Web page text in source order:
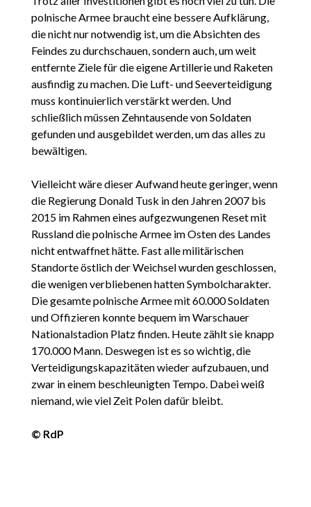
polnische Armee braucht eine bessere Aufklärung,
die nicht nur notwendig ist, um die Absichten des
Feindes zu durchschauen, sondern auch, um weit
entfernte Ziele für die eigene Artillerie und Raketen
ausfindig zu machen. Die Luft- und Seeverteidigung
muss kontinuierlich verstärkt werden. Und
schließlich müssen Zehntausende von Soldaten
gefunden und ausgebildet werden, um das alles zu
bewältigen.
Vielleicht wäre dieser Aufwand heute geringer, wenn
die Regierung Donald Tusk in den Jahren 2007 bis
2015 im Rahmen eines aufgezwungenen Reset mit
Russland die polnische Armee im Osten des Landes
nicht entwaffnet hätte. Fast alle militärischen
Standorte östlich der Weichsel wurden geschlossen,
die wenigen verbliebenen hatten Symbolcharakter.
Die gesamte polnische Armee mit 60.000 Soldaten
und Offizieren konnte bequem im Warschauer
Nationalstadion Platz finden. Heute zählt sie knapp
170.000 Mann. Deswegen ist es so wichtig, die
Verteidigungskapazitäten wieder aufzubauen, und
zwar in einem beschleunigten Tempo. Dabei weiß
niemand, wie viel Zeit Polen dafür bleibt.
© RdP